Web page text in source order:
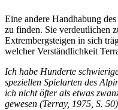
Eine andere Handhabung
zu finden. Sie verdeutlichen
Extrembergsteigen in sich
welcher Verständlichkeit
Ich habe Hunderte
speziellen Spielarten des
ich nicht öfter als etwas
gewesen (Terray, 1975, S.